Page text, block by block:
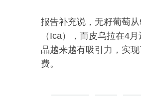
报告补充说，无籽葡萄
（Ica），而皮乌拉在4
品越来越有吸引力，实
费。